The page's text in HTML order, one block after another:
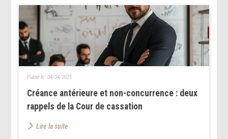
Créance antérieure et non-concurrence : deux
rappels de la Cour de cassation
Publié le :04/04/2025
Lire la suite